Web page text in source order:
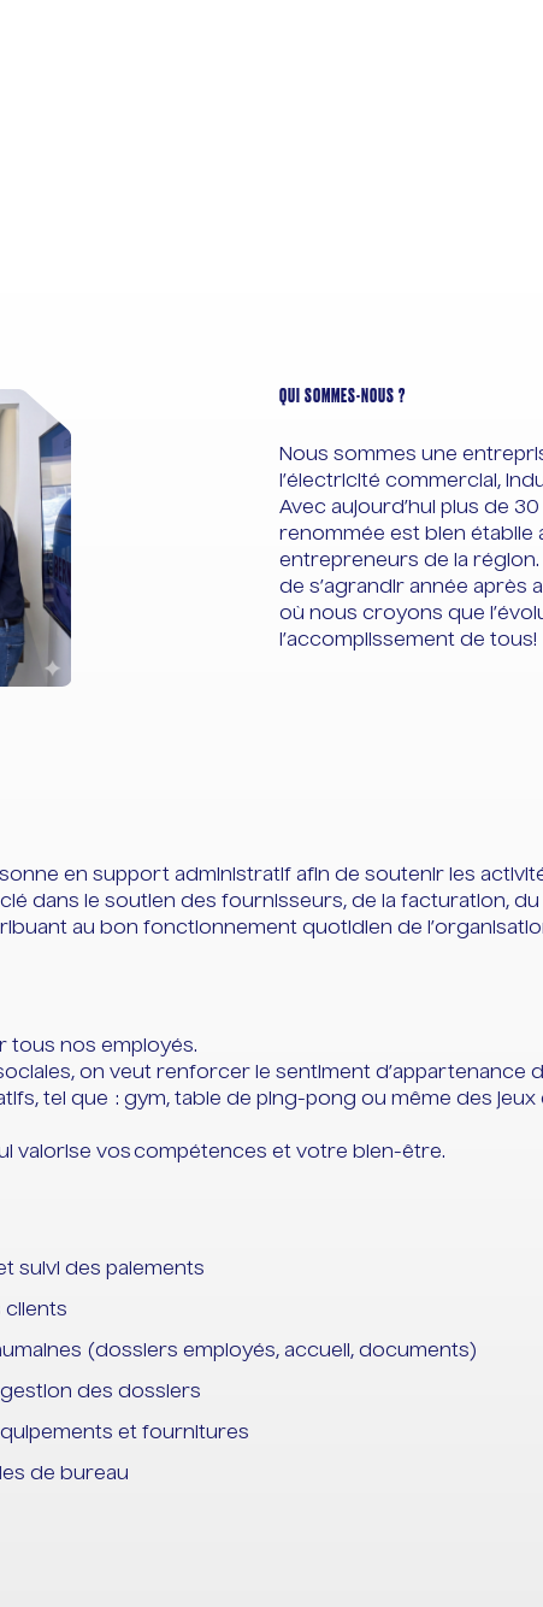
QUI SOMMES-NOUS ?
Nous sommes une
l’électricité commercial,
Avec aujourd’hui plus de
renommée est bien établie
entrepreneurs de la
de s’agrandir année après
où nous croyons que
l’accomplissement de tous!
en support administratif afin de soutenir les
dans le soutien des fournisseurs, de la facturation,
au bon fonctionnement quotidien de
tous nos employés.
on veut renforcer le sentiment d’appartenance
tel que : gym, table de ping-pong ou même des
valorise vos compétences et votre bien-être.
suivi des paiements
clients
(dossiers employés, accueil, documents)
des dossiers
et fournitures
de bureau